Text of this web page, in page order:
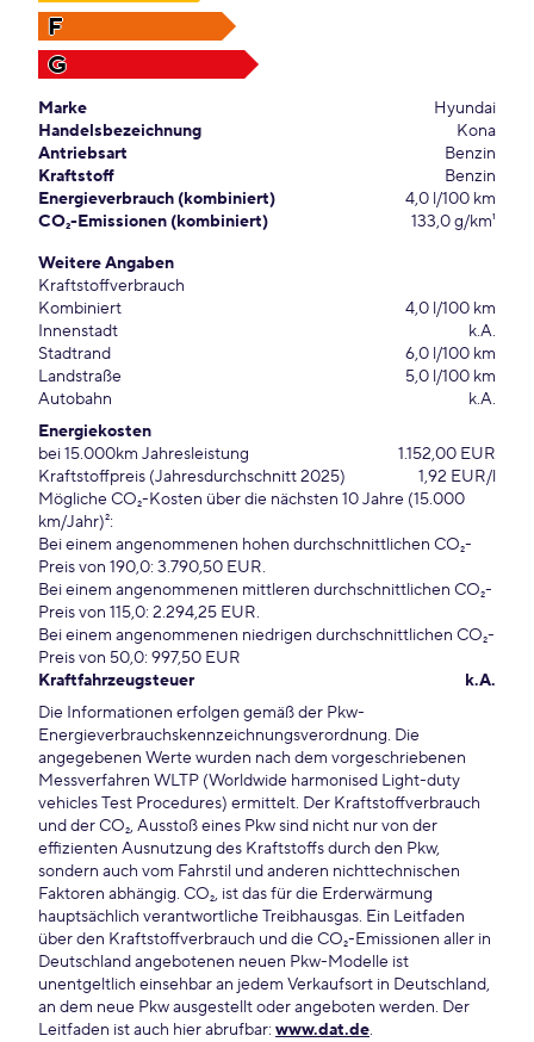
F
G
Marke
Hyundai
Handelsbezeichnung
Kona
Antriebsart
Benzin
Kraftstoff
Benzin
Energieverbrauch (kombiniert)
4,0 l/100 km
CO₂-Emissionen (kombiniert)
133,0 g/km¹
Weitere Angaben
Kraftstoffverbrauch
Kombiniert
4,0 l/100 km
Innenstadt
k.A.
Stadtrand
6,0 l/100 km
Landstraße
5,0 l/100 km
Autobahn
k.A.
Energiekosten
bei 15.000km Jahresleistung
1.152,00 EUR
Kraftstoffpreis (Jahresdurchschnitt 2025)
1,92 EUR/l
Mögliche CO₂-Kosten über die nächsten 10 Jahre (15.000
km/Jahr)²:
Bei einem angenommenen hohen durchschnittlichen CO₂-
Preis von 190,0: 3.790,50 EUR.
Bei einem angenommenen mittleren durchschnittlichen CO₂-
Preis von 115,0: 2.294,25 EUR.
Bei einem angenommenen niedrigen durchschnittlichen CO₂-
Preis von 50,0: 997,50 EUR
Kraftfahrzeugsteuer
k.A.
Die Informationen erfolgen gemäß der Pkw-
Energieverbrauchskennzeichnungsverordnung. Die
angegebenen Werte wurden nach dem vorgeschriebenen
Messverfahren WLTP (Worldwide harmonised Light-duty
vehicles Test Procedures) ermittelt. Der Kraftstoffverbrauch
und der CO₂, Ausstoß eines Pkw sind nicht nur von der
effizienten Ausnutzung des Kraftstoffs durch den Pkw,
sondern auch vom Fahrstil und anderen nichttechnischen
Faktoren abhängig. CO₂, ist das für die Erderwärmung
hauptsächlich verantwortliche Treibhausgas. Ein Leitfaden
über den Kraftstoffverbrauch und die CO₂-Emissionen aller in
Deutschland angebotenen neuen Pkw-Modelle ist
unentgeltlich einsehbar an jedem Verkaufsort in Deutschland,
an dem neue Pkw ausgestellt oder angeboten werden. Der
Leitfaden ist auch hier abrufbar: www.dat.de.